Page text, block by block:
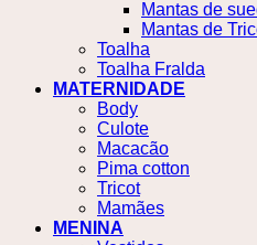
Mantas de
Mantas de
Toalha
Toalha Fralda
MATERNIDADE
Body
Culote
Macacão
Pima cotton
Tricot
Mamães
MENINA